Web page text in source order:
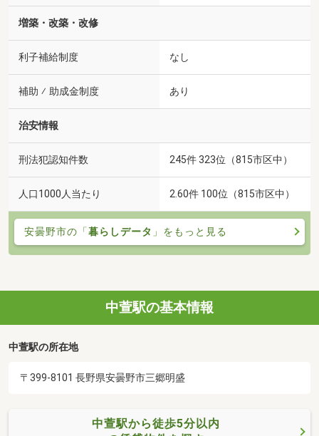
増築・改築・改修
利子補給制度 なし
補助 ⁄ 助成金制度 あり
治安情報
刑法犯認知件数 245件 323位（815市区中）
人口1000人当たり 2.60件 100位（815市区中）
安曇野市の「暮らしデータ 」をもっと見る
中萱駅の基本情報
中萱駅の所在地
〒399-8101 長野県安曇野市三郷明盛
中萱駅から徒歩5分以内